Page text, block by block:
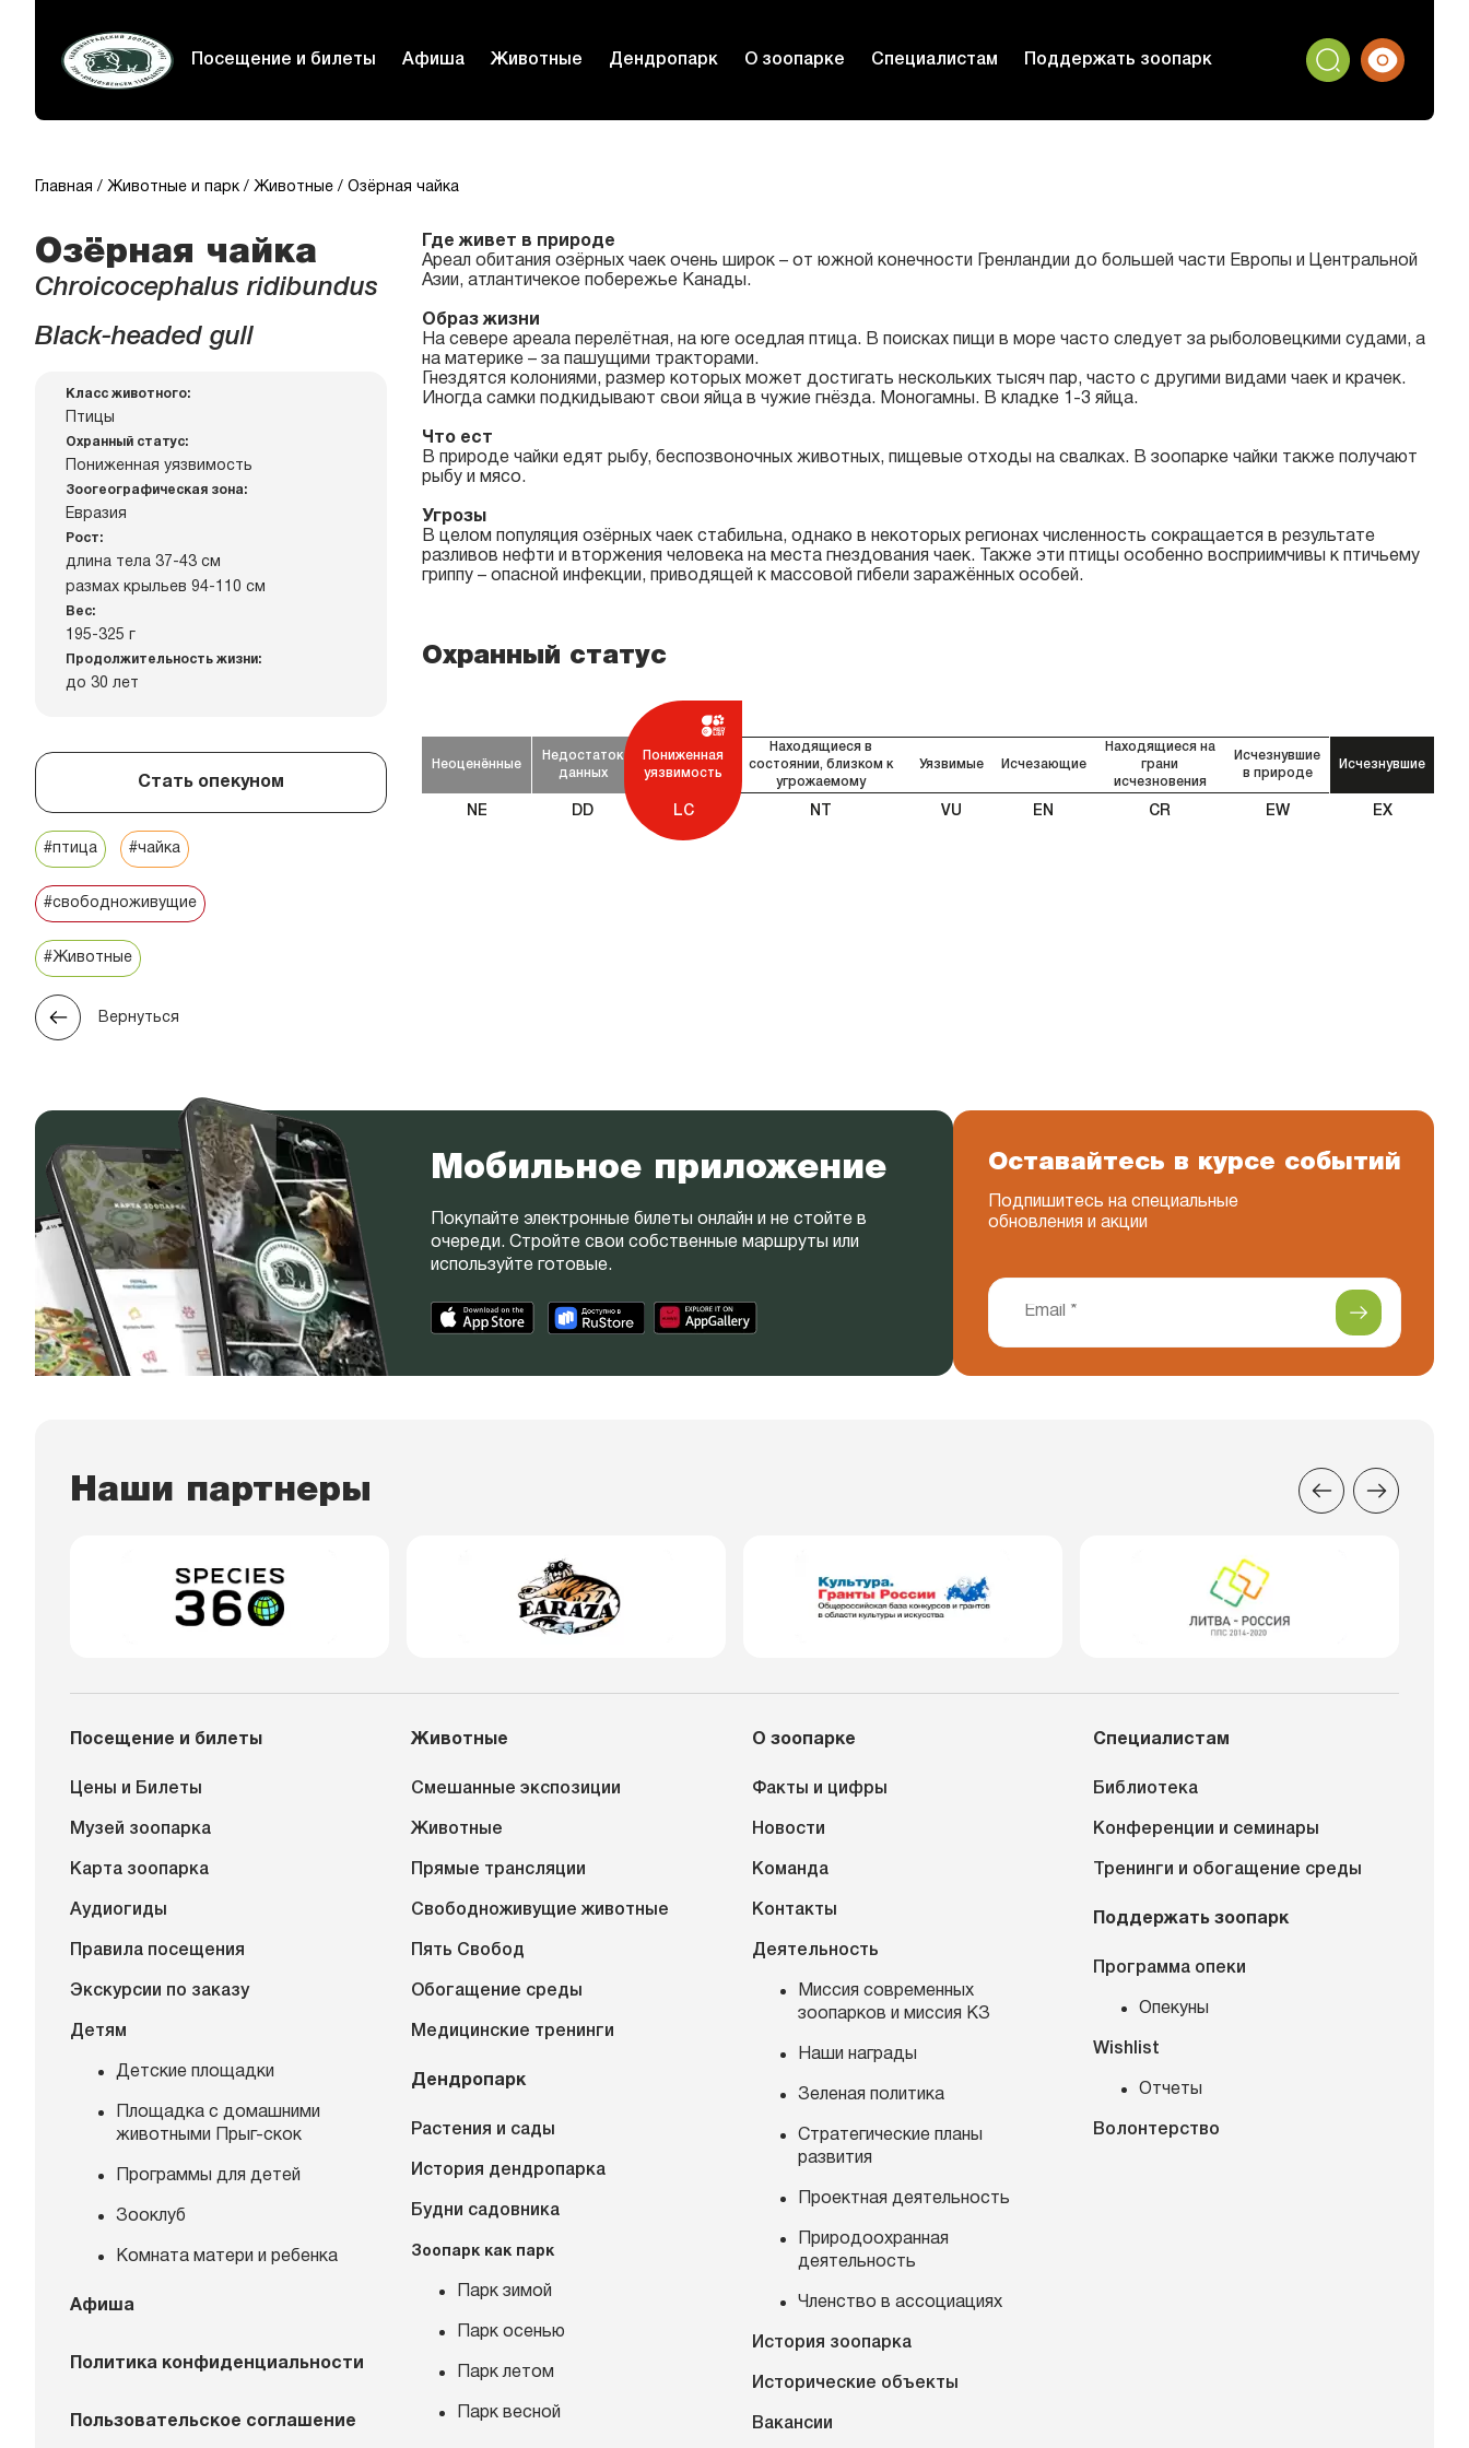
Посещение и билеты Афиша Животные Дендропарк О зоопарке Специалистам Поддержать зоопарк
Главная Животные и парк Животные Озёрная чайка
Озёрная чайка
Chroicocephalus ridibundus
Black-headed gull
Класс животного:
Птицы
Охранный статус:
Пониженная уязвимость
Зоогеографическая зона:
Евразия
Рост:
длина тела 37-43 см
размах крыльев 94-110 см
Вес:
195-325 г
Продолжительность жизни:
до 30 лет
Стать опекуном
#птица #чайка
#свободноживущие
#Животные
Вернуться
Где живет в природе
Ареал обитания озёрных чаек очень широк – от южной конечности Гренландии до большей части Европы и Центральной
Азии, атлантичекое побережье Канады.
Образ жизни
На севере ареала перелётная, на юге оседлая птица. В поисках пищи в море часто следует за рыболовецкими судами, а
на материке – за пашущими тракторами.
Гнездятся колониями, размер которых может достигать нескольких тысяч пар, часто с другими видами чаек и крачек.
Иногда самки подкидывают свои яйца в чужие гнёзда. Моногамны. В кладке 1-3 яйца.
Что ест
В природе чайки едят рыбу, беспозвоночных животных, пищевые отходы на свалках. В зоопарке чайки также получают
рыбу и мясо.
Угрозы
В целом популяция озёрных чаек стабильна, однако в некоторых регионах численность сокращается в результате
разливов нефти и вторжения человека на места гнездования чаек. Также эти птицы особенно восприимчивы к птичьему
гриппу – опасной инфекции, приводящей к массовой гибели заражённых особей.
Охранный статус
Неоценённые
NE
Недостаток
данных
DD
Пониженная
уязвимость
LC
Находящиеся в
состоянии, близком к
угрожаемому
NT
Уязвимые
VU
Исчезающие
EN
Находящиеся на
грани
исчезновения
CR
Исчезнувшие
в природе
EW
Исчезнувшие
EX
Мобильное приложение
Покупайте электронные билеты онлайн и не стойте в
очереди. Стройте свои собственные маршруты или
используйте готовые.
Оставайтесь в курсе событий
Подпишитесь на специальные
обновления и акции
Наши партнеры
Посещение и билеты
Цены и Билеты
Музей зоопарка
Карта зоопарка
Аудиогиды
Правила посещения
Экскурсии по заказу
Детям
Детские площадки
Площадка с домашними
животными Прыг-скок
Программы для детей
Зооклуб
Комната матери и ребенка
Афиша
Политика конфиденциальности
Пользовательское соглашение
Животные
Смешанные экспозиции
Животные
Прямые трансляции
Свободноживущие животные
Пять Свобод
Обогащение среды
Медицинские тренинги
Дендропарк
Растения и сады
История дендропарка
Будни садовника
Зоопарк как парк
Парк зимой
Парк осенью
Парк летом
Парк весной
О зоопарке
Факты и цифры
Новости
Команда
Контакты
Деятельность
Миссия современных
зоопарков и миссия КЗ
Наши награды
Зеленая политика
Стратегические планы
развития
Проектная деятельность
Природоохранная
деятельность
Членство в ассоциациях
История зоопарка
Исторические объекты
Вакансии
Специалистам
Библиотека
Конференции и семинары
Тренинги и обогащение среды
Поддержать зоопарк
Программа опеки
Опекуны
Wishlist
Отчеты
Волонтерство